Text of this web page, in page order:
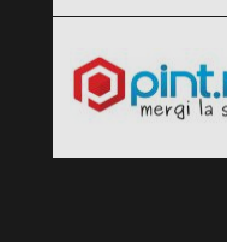
Clic și Vezi
Clic și Vezi